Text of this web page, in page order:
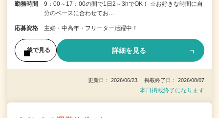
勤務時間
9：00～17：00の間で1日2～3hでOK！ ☆お好きな時間に自
分のペースに合わせてお…
応募資格 主婦・中高年・フリーター活躍中！
後で見る 詳細を見る
更新日： 2026/06/23 掲載終了日： 2026/08/07
本日掲載終了になります